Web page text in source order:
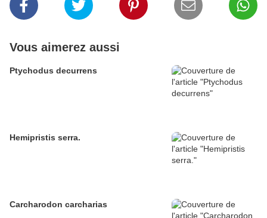
Vous aimerez aussi
Ptychodus decurrens
Hemipristis serra.
Carcharodon carcharias